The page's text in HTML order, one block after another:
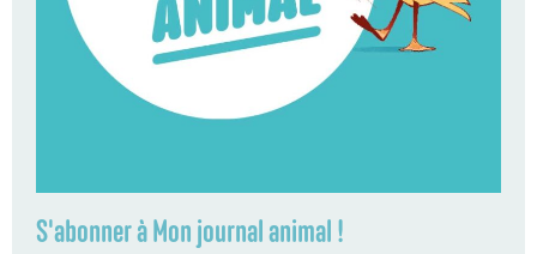
S'abonner à Mon journal animal !